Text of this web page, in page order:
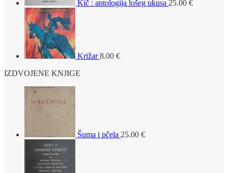
Kič : antologija lošeg ukusa 25.00 €
Križar 8.00 €
IZDVOJENE KNJIGE
Šuma i pčela 25.00 €